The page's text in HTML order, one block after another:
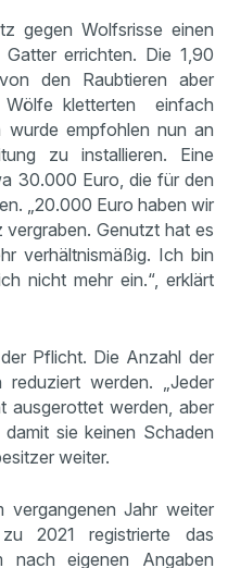
gegen Wolfsrisse einen
errichten. Die 1,90
den Raubtieren aber
Wölfe kletterten einfach
wurde empfohlen nun an
zu installieren. Eine
30.000 Euro, die für den
„20.000 Euro haben wir
Genutzt hat es
verhältnismäßig. Ich bin
nicht mehr ein.“, erklärt
Pflicht. Die Anzahl der
werden. „Jeder
ausgerottet werden, aber
sie keinen Schaden
weiter.
vergangenen Jahr weiter
2021 registrierte das
nach eigenen Angaben